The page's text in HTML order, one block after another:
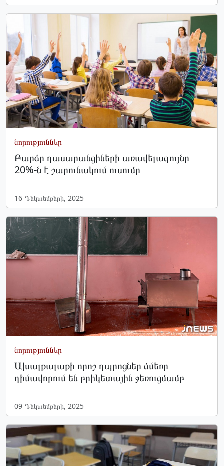
նորություններ
Բարձր դասարանցիների առավելագույնը
20%-ն է շարունակում ուսումը
16 Դեկտեմբերի, 2025
նորություններ
Ախալքալաքի որոշ դպրոցներ ձմեռը
դիմավորում են բրիկետային ջեռուցմամբ
09 Դեկտեմբերի, 2025